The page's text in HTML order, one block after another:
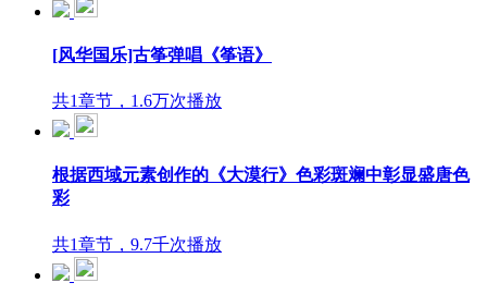
[风华国乐]古筝弹唱《筝语》
共1章节，1.6万次播放
根据西域元素创作的《大漠行》色彩斑斓中彰显盛唐色
彩
共1章节，9.7千次播放